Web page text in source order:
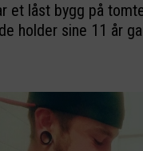
et låst bygg på
holder sine 11 år